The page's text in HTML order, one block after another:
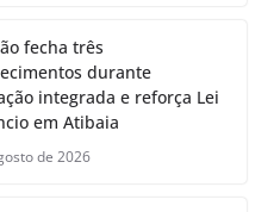
fecha três
durante
integrada e reforça Lei
em Atibaia
de 2026